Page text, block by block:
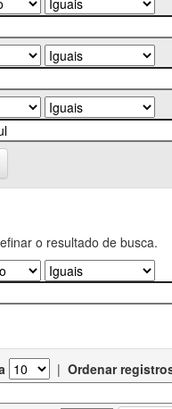
o resultado de busca.
| Ordenar